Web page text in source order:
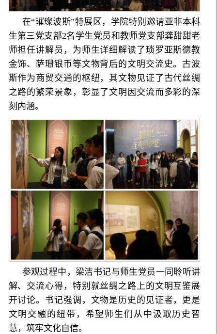
在“璀璨波斯”特展区，学院特别邀请亚非本科
生第三党支部2名学生党员和教师党支部龚甜甜老
师担任讲解员，为师生详细解读了琐罗亚斯德教
金饰、萨珊银币等文物背后的文明交流史。古波
斯作为商贸交通的枢纽，其文物见证了古代丝绸
之路的繁荣景象，彰显了文明因交流而多彩的深
刻内涵。
参观过程中，梁洁书记与师生党员一同聆听讲
解、交流心得，特别就丝绸之路上的文明互鉴展
开讨论。书记强调，文物是历史的见证者，更是
文明交融的纽带，希望师生们从中汲取历史智
慧，筑牢文化自信。